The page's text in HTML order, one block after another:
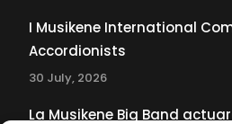
I Musikene International
Accordionists
30 July, 2026
La Musikene Big Band